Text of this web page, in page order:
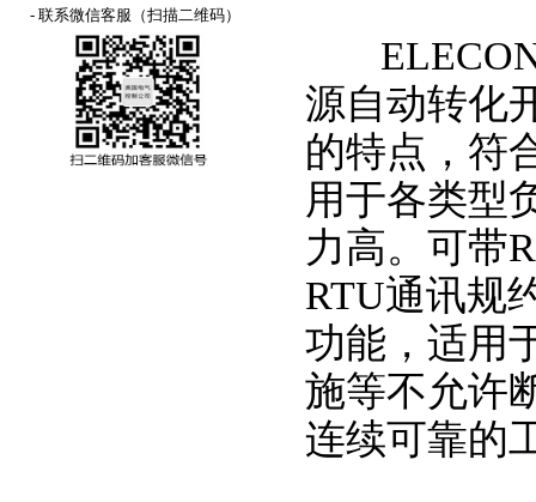
- 联系微信客服（扫描二维码）
ELECON-
源自动转化
的特点，符
用于各类型
力高。可带
RTU通讯规
功能，适用
施等不允许
连续可靠的